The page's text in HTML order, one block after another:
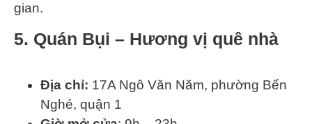
gian.
5. Quán Bụi – Hương vị quê nhà
Địa chỉ: 17A Ngô Văn Năm, phường Bến
Nghé, quận 1